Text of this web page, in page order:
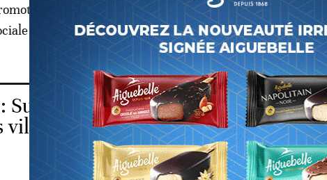
et la conservation des ressources naturelles, la
environnementale…
Sur France 5, l’émission
villages du Maroc